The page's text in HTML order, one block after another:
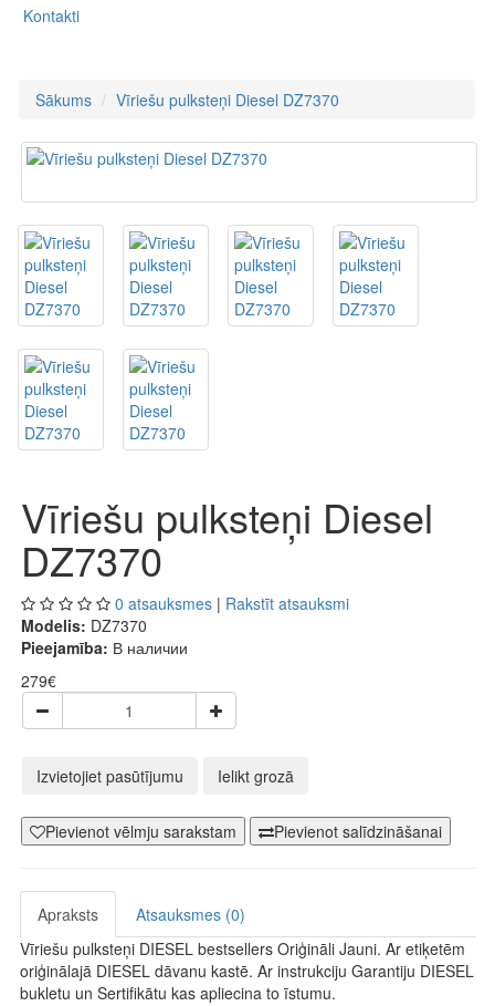
Kontakti
Sākums Vīriešu pulksteņi Diesel DZ7370
Vīriešu pulksteņi Diesel
DZ7370
0 atsauksmes | Rakstīt atsauksmi
Modelis: DZ7370
Pieejamība: В наличии
279€
Izvietojiet pasūtījumu Ielikt grozā
Pievienot vēlmju sarakstam Pievienot salīdzināšanai
Apraksts
Atsauksmes (0)
Vīriešu pulksteņi DIESEL bestsellers Oriģināli Jauni. Ar etiķetēm
oriģinālajā DIESEL dāvanu kastē. Ar instrukciju Garantiju DIESEL
bukletu un Sertifikātu kas apliecina to īstumu.